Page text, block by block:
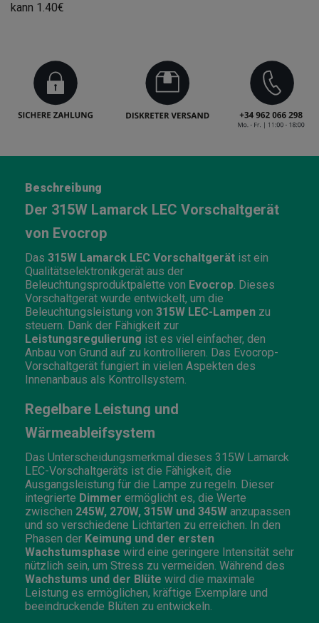
kann 1.40€
Beschreibung
Der 315W Lamarck LEC Vorschaltgerät
von Evocrop
Das 315W Lamarck LEC Vorschaltgerät ist ein
Qualitätselektronikgerät aus der
Beleuchtungsproduktpalette von Evocrop . Dieses
Vorschaltgerät wurde entwickelt, um die
Beleuchtungsleistung von 315W LEC-Lampen zu
steuern. Dank der Fähigkeit zur
Leistungsregulierung ist es viel einfacher, den
Anbau von Grund auf zu kontrollieren. Das Evocrop-
Vorschaltgerät fungiert in vielen Aspekten des
Innenanbaus als Kontrollsystem.
Regelbare Leistung und
Wärmeableifsystem
Das Unterscheidungsmerkmal dieses 315W Lamarck
LEC-Vorschaltgeräts ist die Fähigkeit, die
Ausgangsleistung für die Lampe zu regeln. Dieser
integrierte Dimmer ermöglicht es, die Werte
zwischen 245W, 270W, 315W und 345W anzupassen
und so verschiedene Lichtarten zu erreichen. In den
Phasen der Keimung und der ersten
Wachstumsphase wird eine geringere Intensität sehr
nützlich sein, um Stress zu vermeiden. Während des
Wachstums und der Blüte wird die maximale
Leistung es ermöglichen, kräftige Exemplare und
beeindruckende Blüten zu entwickeln.